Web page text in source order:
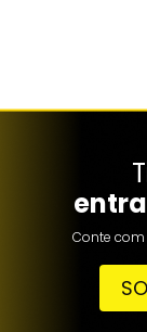
Conte